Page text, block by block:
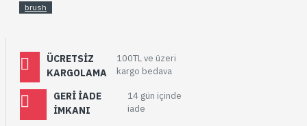
brush
ÜCRETSIZ
KARGOLAMA
100TL ve üzeri
kargo bedava
GERI İADE
İMKANI
14 gün içinde
iade